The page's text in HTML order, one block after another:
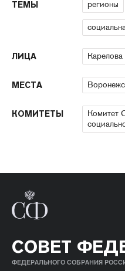
ТЕМЫ регионы
ЛИЦА
МЕСТА
КОМИТЕТЫ
Комитет
СОВЕТ
ФЕДЕРАЛЬНОГО СОБРАНИЯ